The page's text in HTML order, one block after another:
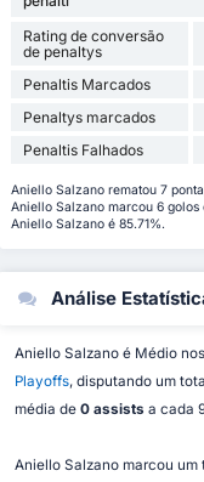
Rating de conversão
de penaltys
Penaltis Marcados
Penaltys marcados
Penaltis Falhados
Aniello Salzano rematou 7
Aniello Salzano marcou 6
Aniello Salzano é 85.71%.
Análise
Aniello Salzano é Médio
Playoffs, disputando um
média de 0 assists a cada
Aniello Salzano marcou um